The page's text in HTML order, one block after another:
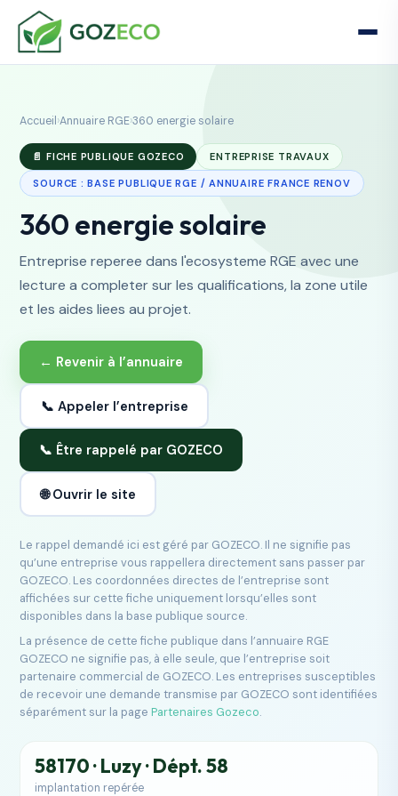
Accueil ›Annuaire RGE›360 energie solaire
📄 FICHE PUBLIQUE GOZECO ENTREPRISE TRAVAUX
SOURCE : BASE PUBLIQUE RGE / ANNUAIRE FRANCE RENOV
360 energie solaire
Entreprise reperee dans l'ecosysteme RGE avec une
lecture a completer sur les qualifications, la zone utile
et les aides liees au projet.
← Revenir à l’annuaire
📞 Appeler l’entreprise
📞 Être rappelé par GOZECO
🌐 Ouvrir le site
Le rappel demandé ici est géré par GOZECO. Il ne signifie pas
qu’une entreprise vous rappellera directement sans passer par
GOZECO. Les coordonnées directes de l’entreprise sont
affichées sur cette fiche uniquement lorsqu’elles sont
disponibles dans la base publique source.
La présence de cette fiche publique dans l’annuaire RGE
GOZECO ne signifie pas, à elle seule, que l’entreprise soit
partenaire commercial de GOZECO. Les entreprises susceptibles
de recevoir une demande transmise par GOZECO sont identifiées
séparément sur la pagePartenaires Gozeco.
58170 · Luzy · Dépt. 58
implantation repérée